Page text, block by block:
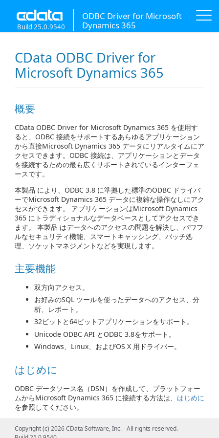
ODBC Driver for Microsoft
Dynamics 365
Build 25.0.9540
CData ODBC Driver for
Microsoft Dynamics 365
概要
CData ODBC Driver for Microsoft Dynamics 365 を使用す
ると、ODBC 接続をサポートするあらゆるアプリケーション
から直接Microsoft Dynamics 365 データにリアルタイムにア
クセスできます。ODBC 接続は、アプリケーションとデータ
を接続するための最も広くサポートされているインターフェ
ースです。
本製品 により、ODBC 3.8 に準拠した標準のODBC ドライバ
ーでMicrosoft Dynamics 365 データに複雑な操作なしにアク
セスができます。 アプリケーションはMicrosoft Dynamics
365 にトラディショナルなデータベースとしてアクセスでき
ます。 本製品 はデータへのアクセスの問題を解決し、パワフ
ルなセキュリティ機能、スマートキャッシング、バッチ処
理、ソケットマネジメントなどを実現します。
主要機能
双方向アクセス。
お好みのSQL ツールを使ったデータへのアクセス、分
析、レポート。
32ビットと64ビットアプリケーションをサポート。
Unicode ODBC API とODBC 3.8をサポート。
Windows、Linux、およびOS X 用ドライバー。
はじめに
ODBC データソース名（DSN）を作成して、プラットフォー
ムからMicrosoft Dynamics 365 に接続する方法は、 はじめに
を参照してください。
ODBC Driver の使用 / ツールからの使用
Copyright (c) 2026 CData Software, Inc. - All rights reserved.